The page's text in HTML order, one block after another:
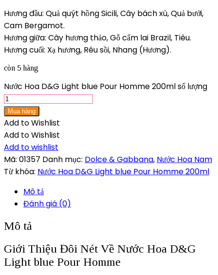
Hương đầu: Quả quýt hồng Sicili, Cây bách xù, Quả bưởi,
Cam Bergamot.
Hương giữa: Cây hương thảo, Gỗ cẩm lai Brazil, Tiêu.
Hương cuối: Xạ hương, Rêu sồi, Nhang (Hương).
còn 5 hàng
Nước Hoa D&G Light blue Pour Homme 200ml số lượng
Mua hàng
Add to Wishlist
Add to Wishlist
Add to wishlist
Mã: 01357 Danh mục: Dolce & Gabbana, Nước Hoa Nam
Từ khóa: Nước Hoa D&G Light blue Pour Homme 200ml
Mô tả
Đánh giá (0)
Mô tả
Giới Thiệu Đôi Nét Về Nước Hoa D&G
Light blue Pour Homme